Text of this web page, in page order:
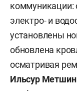
коммуникации:
электро- и
установлены
обновлена
осматривая
Ильсур Метшин